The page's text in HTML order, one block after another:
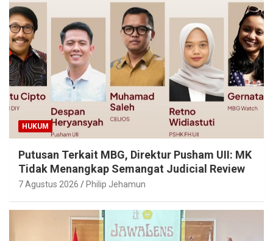
HUKUM
Putusan Terkait MBG, Direktur Pusham UII: MK
Tidak Menangkap Semangat Judicial Review
7 Agustus 2026 Philip Jehamun